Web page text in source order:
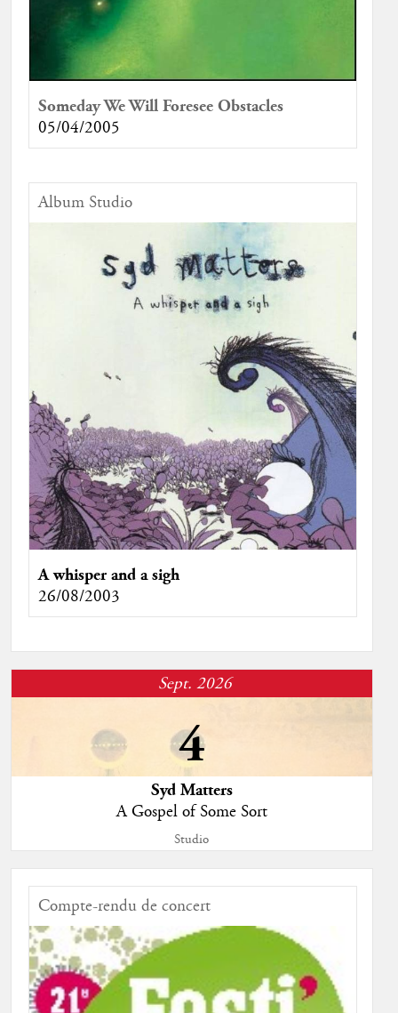
Someday We Will Foresee Obstacles
05/04/2005
Album Studio
A whisper and a sigh
26/08/2003
Sept. 2026
4
Syd Matters
A Gospel of Some Sort
Studio
Compte-rendu de concert